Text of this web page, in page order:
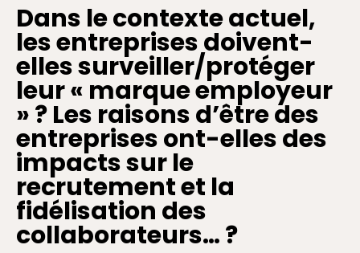
Dans le contexte actuel,
les entreprises doivent-
elles surveiller/protéger
leur « marque employeur
» ? Les raisons d’être des
entreprises ont-elles des
impacts sur le
recrutement et la
fidélisation des
collaborateurs…?